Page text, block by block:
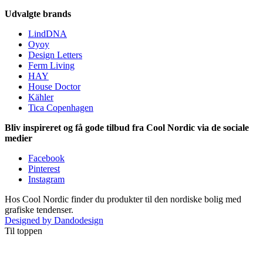
Udvalgte brands
LindDNA
Oyoy
Design Letters
Ferm Living
HAY
House Doctor
Kähler
Tica Copenhagen
Bliv inspireret og få gode tilbud fra Cool Nordic via de sociale
medier
Facebook
Pinterest
Instagram
Hos Cool Nordic finder du produkter til den nordiske bolig med
grafiske tendenser.
Designed by Dandodesign
Til toppen